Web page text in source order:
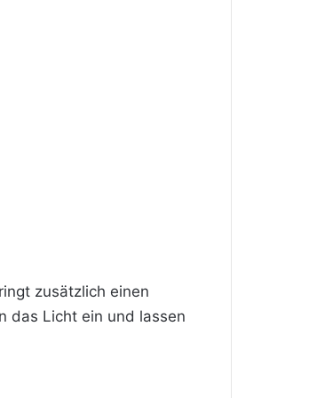
zusätzlich einen
das Licht ein und lassen